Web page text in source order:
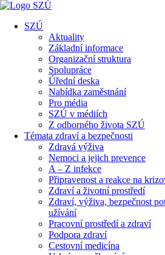
SZÚ
Aktuality
Základní informace
Organizační struktura
Spolupráce
Úřední deska
Nabídka zaměstnání
Pro média
SZÚ v médiích
Z odborného života SZÚ
Témata zdraví a bezpečnosti
Zdravá výživa
Nemoci a jejich prevence
A – Z infekce
Připravenost a reakce na
Zdraví a životní prostředí
Zdraví, výživa, bezpečnost
užívání
Pracovní prostředí a zdraví
Podpora zdraví
Cestovní medicína